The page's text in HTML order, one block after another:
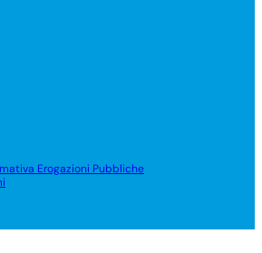
Erogazioni Pubbliche